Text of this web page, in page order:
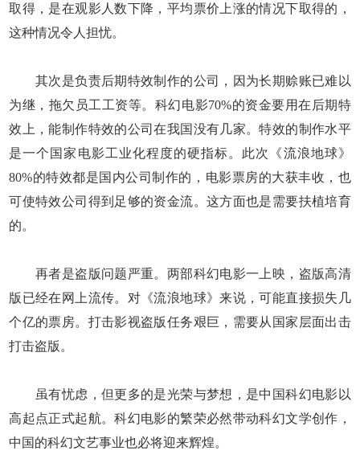
取得，是在观影人数下降，平均票价上涨的情况下取得的，
这种情况令人担忧。
其次是负责后期特效制作的公司，因为长期赊账已难以
为继，拖欠员工工资等。科幻电影70%的资金要用在后期特
效上，能制作特效的公司在我国没有几家。特效的制作水平
是一个国家电影工业化程度的硬指标。此次《流浪地球》
80%的特效都是国内公司制作的，电影票房的大获丰收，也
可使特效公司得到足够的资金流。这方面也是需要扶植培育
的。
再者是盗版问题严重。两部科幻电影一上映，盗版高清
版已经在网上流传。对《流浪地球》来说，可能直接损失几
个亿的票房。打击影视盗版任务艰巨，需要从国家层面出击
打击盗版。
虽有忧虑，但更多的是光荣与梦想，是中国科幻电影以
高起点正式起航。科幻电影的繁荣必然带动科幻文学创作，
中国的科幻文艺事业也必将迎来辉煌。